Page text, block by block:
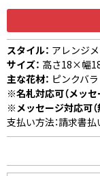
スタイル： アレンジ
サイズ： 高さ18×幅
主な花材： ピンクバラ
※名札対応可（メッ
※メッセージ対応可
支払い方法：請求書